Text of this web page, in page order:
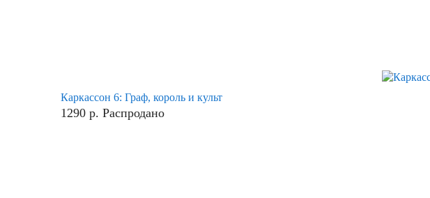
Каркассон 6: Граф, король и культ
1290 р. Распродано